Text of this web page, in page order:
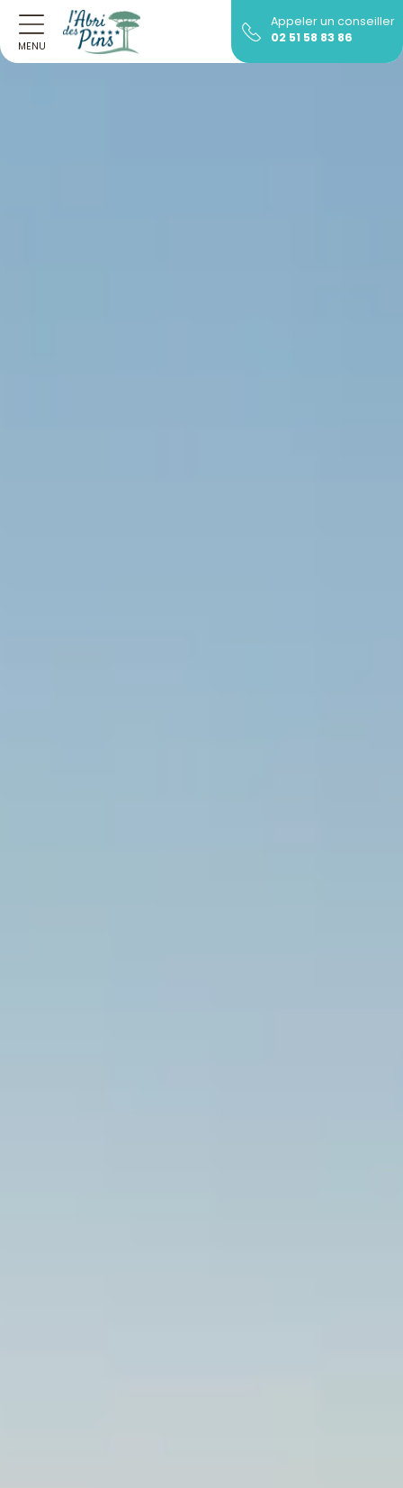
MENU
Appeler un conseiller
02 51 58 83 86